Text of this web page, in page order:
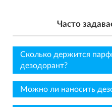
Часто
Сколько держится
дезодорант?
Можно ли наносить